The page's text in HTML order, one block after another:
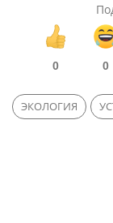
0 0
ЭКОЛОГИЯ